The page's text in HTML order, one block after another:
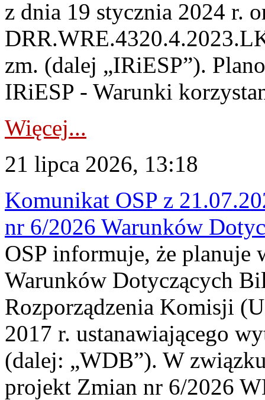
z dnia 19 stycznia 2024 r.
zm. (dalej „IRiESP”).
IRiESP - Warunki
Więcej...
21 lipca 2026, 13:18
Komunikat OSP z
nr 6/2026 Warunków
OSP informuje, że planuje
Warunków Dotyczących
Rozporządzenia Komisji
2017 r. ustanawiającego
(dalej: „WDB”). W
projekt Zmian nr 6/2026